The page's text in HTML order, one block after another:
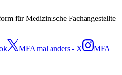
für Medizinische Fachangestellte
MFA mal anders - X
MFA